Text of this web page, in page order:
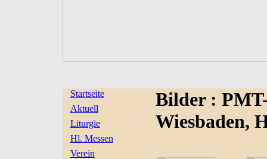
Startseite
Aktuell
Liturgie
Hl. Messen
Verein
Bilder :
Wiesbaden,